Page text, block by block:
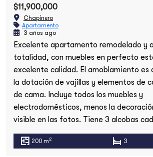
$11,900,000
Chapinero
Apartamento
3 años ago
Excelente apartamento remodelado y
totalidad, con muebles en perfecto
excelente calidad. El amoblamiento es
la dotación de vajillas y elementos de
de cama. Incluye todos los muebles y
electrodomésticos, menos la
visible en las fotos. Tiene 3 alcobas
200 m2 3